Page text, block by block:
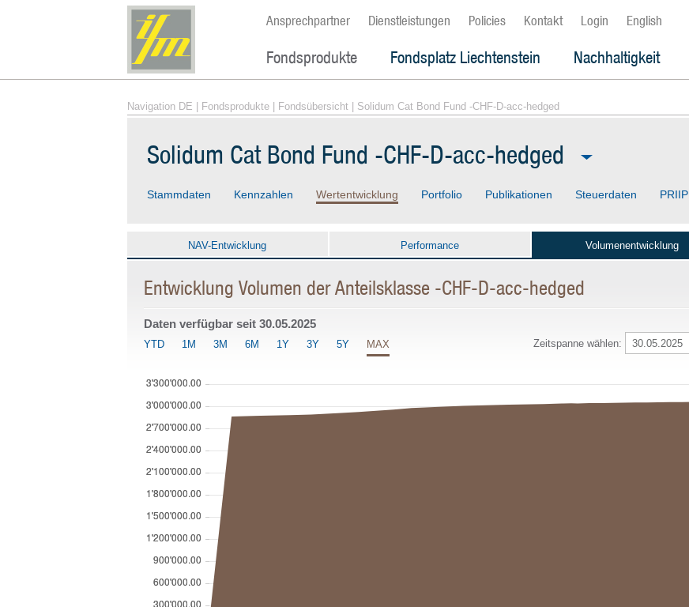
Ansprechpartner Dienstleistungen Policies Kontakt Login English
Fondsprodukte Fondsplatz Liechtenstein Nachhaltigkeit
Navigation DE Fondsprodukte| Fondsübersicht| Solidum Cat Bond Fund -CHF-D-acc-hedged
Solidum Cat Bond Fund -CHF-D-acc-hedged
Stammdaten Kennzahlen Wertentwicklung Portfolio Publikationen Steuerdaten PRIIP
NAV-Entwicklung Performance Volumenentwicklung
Entwicklung Volumen der Anteilsklasse -CHF-D-acc-hedged
Zeitspanne wählen:
Daten verfügbar seit 30.05.2025
YTD 1M 3M 6M 1Y 3Y 5Y MAX